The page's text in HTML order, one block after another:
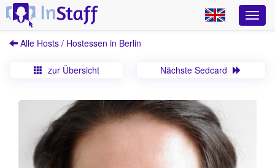
Alle Hosts / Hostessen in Berlin
zur Übersicht Nächste Sedcard